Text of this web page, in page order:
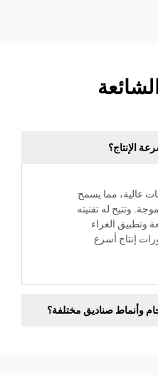
الإنتاج؟
عالية، مما يسمح
وتتيح له تقنيته
وتطبيق الغراء
إنتاج أسرع
وأنماط صناديق مختلفة؟